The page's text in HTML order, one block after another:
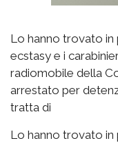
Lo hanno trovato in
ecstasy e i
radiomobile della
arrestato per
tratta di
Lo hanno trovato in